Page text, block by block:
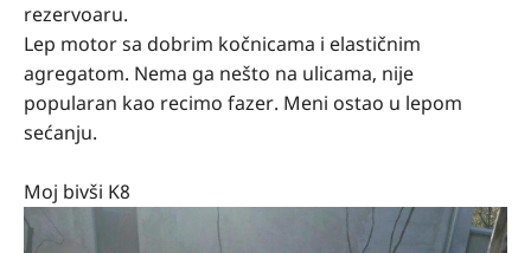
rezervoaru.
Lep motor sa dobrim kočnicama i elastičnim
agregatom. Nema ga nešto na ulicama, nije
popularan kao recimo fazer. Meni ostao u lepom
sećanju.
Moj bivši K8